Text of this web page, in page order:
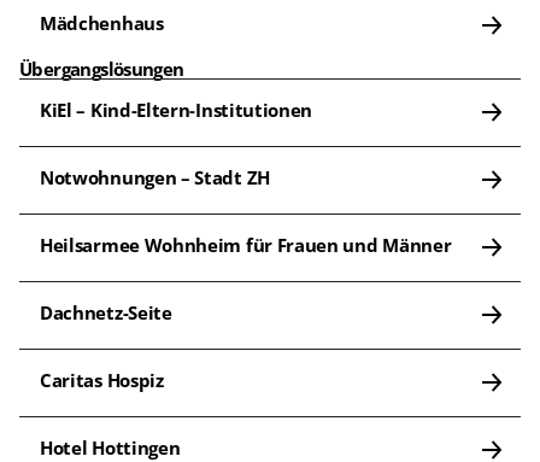
Mädchenhaus
Übergangslösungen
KiEl – Kind-Eltern-Institutionen
Notwohnungen – Stadt ZH
Heilsarmee Wohnheim für Frauen und Männer
Dachnetz-Seite
Caritas Hospiz
Hotel Hottingen